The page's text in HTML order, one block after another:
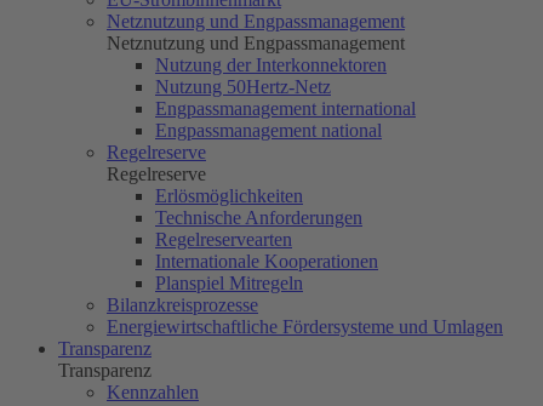
Netznutzung und Engpassmanagement
Netznutzung und Engpassmanagement
Nutzung der Interkonnektoren
Nutzung 50Hertz-Netz
Engpassmanagement international
Engpassmanagement national
Regelreserve
Regelreserve
Erlösmöglichkeiten
Technische Anforderungen
Regelreservearten
Internationale Kooperationen
Planspiel Mitregeln
Bilanzkreisprozesse
Energiewirtschaftliche Fördersysteme und Umlagen
Transparenz
Transparenz
Kennzahlen